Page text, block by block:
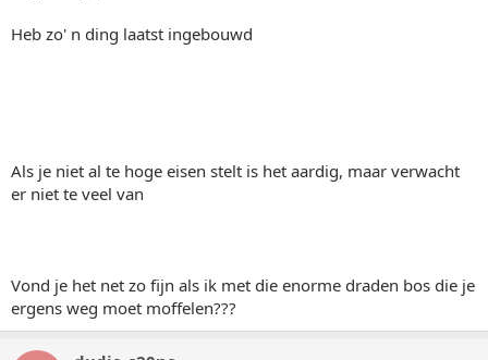
Heb zo' n ding laatst ingebouwd
Als je niet al te hoge eisen stelt is het aardig, maar verwacht
er niet te veel van
Vond je het net zo fijn als ik met die enorme draden bos die je
ergens weg moet moffelen???